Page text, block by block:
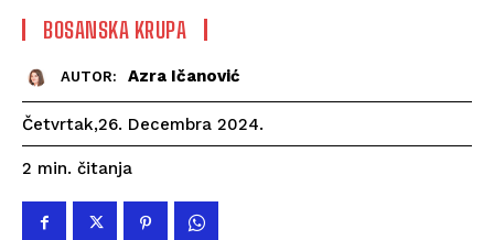
BOSANSKA KRUPA
AUTOR: Azra Ičanović
Četvrtak,26. Decembra 2024.
2 min. čitanja